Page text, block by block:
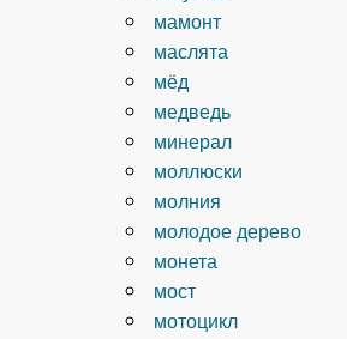
мамонт
маслята
мёд
медведь
минерал
моллюски
молния
молодое дерево
монета
мост
мотоцикл